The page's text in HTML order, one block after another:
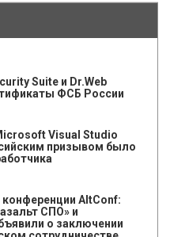
Suite и Dr.Web
ФСБ России
Visual Studio
призывом было
AltConf:
СПО» и
о заключении